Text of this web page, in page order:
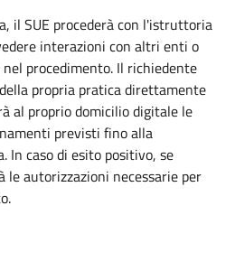
il SUE procederà con l'istruttoria
interazioni con altri enti o
procedimento. Il richiedente
propria pratica direttamente
al proprio domicilio digitale le
previsti fino alla
caso di esito positivo, se
le autorizzazioni necessarie per